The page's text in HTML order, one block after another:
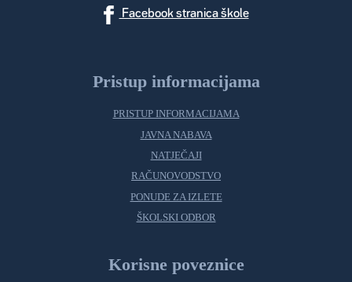
Facebook stranica škole
Pristup informacijama
PRISTUP INFORMACIJAMA
JAVNA NABAVA
NATJEČAJI
RAČUNOVODSTVO
PONUDE ZA IZLETE
ŠKOLSKI ODBOR
Korisne poveznice